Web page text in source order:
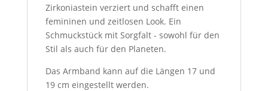
Zirkoniastein verziert und schafft einen
femininen und zeitlosen Look. Ein
Schmuckstück mit Sorgfalt - sowohl für den
Stil als auch für den Planeten.
Das Armband kann auf die Längen 17 und
19 cm eingestellt werden.